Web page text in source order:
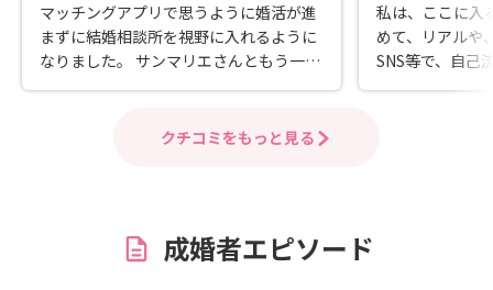
マッチングアプリで思うように婚活が進
まずに結婚相談所を視野に入れるように
なりました。 サンマリエさんともう一社
にお問い合わせをさせていただいたとこ
いただきご相談に伺いました。 蜂須さん
勇気がいりましたが、サンマリエさんな
私は、ここに入
めて、リアルや
SNS等で、自己
た。 けれど、
クチコミをもっと見る
成婚者エピソード